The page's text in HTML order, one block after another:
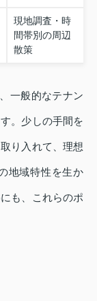
現地調査・時
間帯別の周辺
散策
一般的なテナン
。少しの手間を
り入れて、理想
地域特性を生か
も、これらのポ